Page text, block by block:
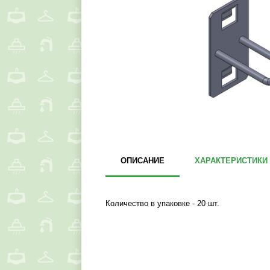
ОПИСАНИЕ ХАРАКТЕРИСТИКИ
Количество в упаковке - 20 шт.